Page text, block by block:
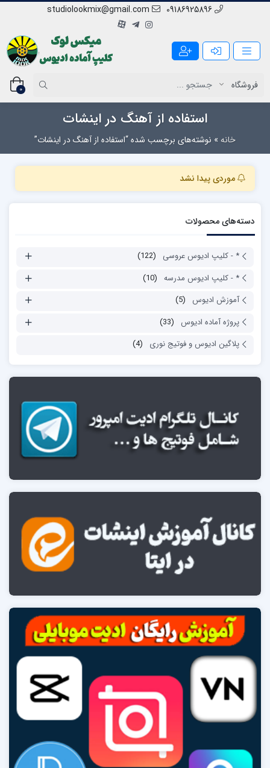
09186925896
studiolookmix@gmail.com
0
استفاده از آهنگ در اینشات
خانه» نوشته‌های برچسب شده “استفاده از آهنگ در اینشات”
موردی پیدا نشد
دسته‌های محصولات
* - کلیپ ادیوس عروسی
(122)
* - کلیپ ادیوس مدرسه (10)
آموزش ادیوس
(5)
پروژه آماده ادیوس
(33)
پلاگین ادیوس و فوتیج نوری
(4)